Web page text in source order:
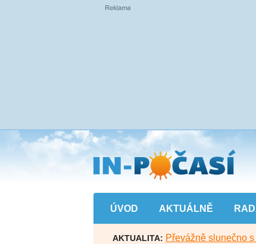
Přejít
na
hlavní
obsah
ÚVOD AKTUÁLNĚ
AKTUALITA: Převážně slunečno